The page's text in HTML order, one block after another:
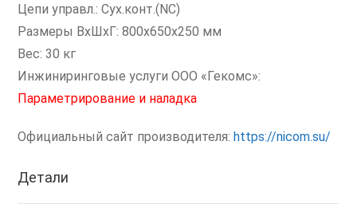
Цепи управл.: Сух.конт.(NC)
Размеры ВxШxГ: 800х650х250 мм
Вес: 30 кг
Инжиниринговые услуги ООО «Гекомс»:
Параметрирование и наладка
Официальный сайт производителя: https://nicom.su/
Детали